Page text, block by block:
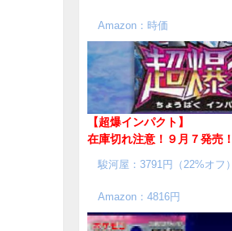
Amazon：時価
【超爆インパクト】
在庫切れ注意！９月７発売！
駿河屋：3791円（22%オフ）
Amazon：4816円